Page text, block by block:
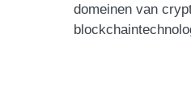
domeinen van